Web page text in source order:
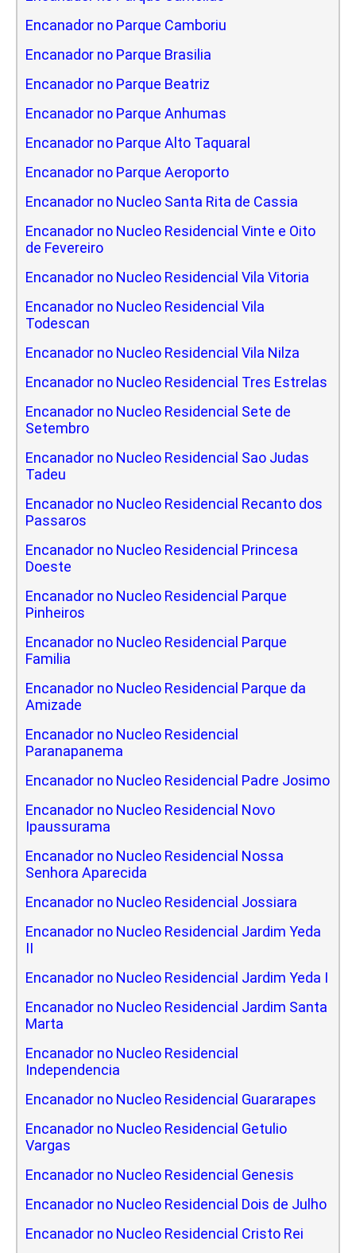
Encanador no Parque Camboriu
Encanador no Parque Brasilia
Encanador no Parque Beatriz
Encanador no Parque Anhumas
Encanador no Parque Alto Taquaral
Encanador no Parque Aeroporto
Encanador no Nucleo Santa Rita de Cassia
Encanador no Nucleo Residencial Vinte e Oito
de Fevereiro
Encanador no Nucleo Residencial Vila Vitoria
Encanador no Nucleo Residencial Vila
Todescan
Encanador no Nucleo Residencial Vila Nilza
Encanador no Nucleo Residencial Tres Estrelas
Encanador no Nucleo Residencial Sete de
Setembro
Encanador no Nucleo Residencial Sao Judas
Tadeu
Encanador no Nucleo Residencial Recanto dos
Passaros
Encanador no Nucleo Residencial Princesa
Doeste
Encanador no Nucleo Residencial Parque
Pinheiros
Encanador no Nucleo Residencial Parque
Familia
Encanador no Nucleo Residencial Parque da
Amizade
Encanador no Nucleo Residencial
Paranapanema
Encanador no Nucleo Residencial Padre Josimo
Encanador no Nucleo Residencial Novo
Ipaussurama
Encanador no Nucleo Residencial Nossa
Senhora Aparecida
Encanador no Nucleo Residencial Jossiara
Encanador no Nucleo Residencial Jardim Yeda
II
Encanador no Nucleo Residencial Jardim Yeda I
Encanador no Nucleo Residencial Jardim Santa
Marta
Encanador no Nucleo Residencial
Independencia
Encanador no Nucleo Residencial Guararapes
Encanador no Nucleo Residencial Getulio
Vargas
Encanador no Nucleo Residencial Genesis
Encanador no Nucleo Residencial Dois de Julho
Encanador no Nucleo Residencial Cristo Rei